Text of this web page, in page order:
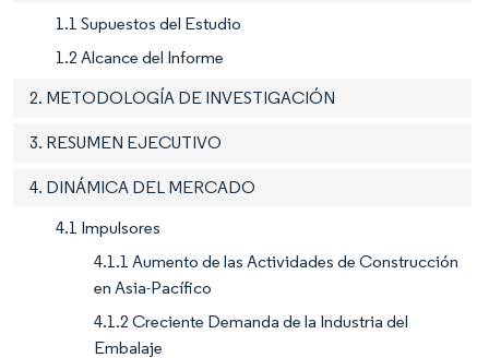
1.1 Supuestos del Estudio
1.2 Alcance del Informe
2. METODOLOGÍA DE INVESTIGACIÓN
3. RESUMEN EJECUTIVO
4. DINÁMICA DEL MERCADO
4.1 Impulsores
4.1.1 Aumento de las Actividades de Construcción
en Asia-Pacífico
4.1.2 Creciente Demanda de la Industria del
Embalaje